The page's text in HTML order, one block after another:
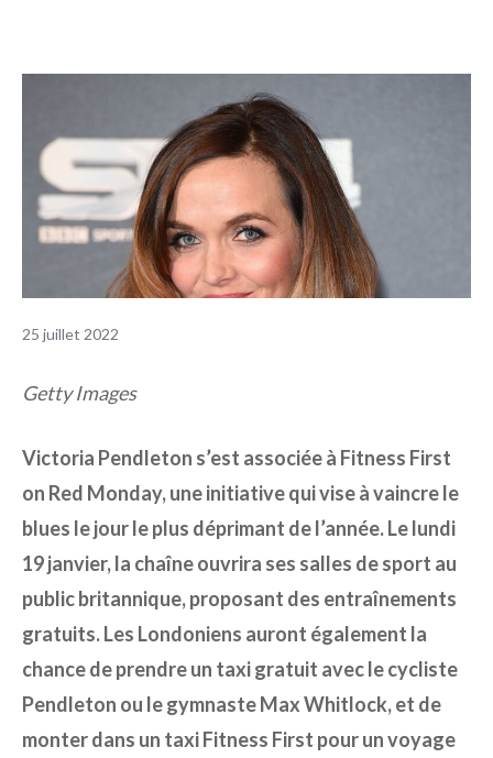
25 juillet 2022
Getty Images
Victoria Pendleton s’est associée à Fitness First
on Red Monday, une initiative qui vise à vaincre le
blues le jour le plus déprimant de l’année. Le lundi
19 janvier, la chaîne ouvrira ses salles de sport au
public britannique, proposant des entraînements
gratuits. Les Londoniens auront également la
chance de prendre un taxi gratuit avec le cycliste
Pendleton ou le gymnaste Max Whitlock, et de
monter dans un taxi Fitness First pour un voyage